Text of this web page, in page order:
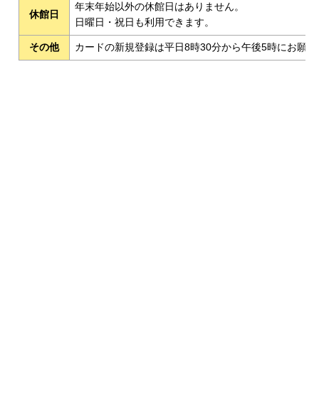
休館日
年末年始以外の休館日はありません。
日曜日・祝日も利用できます。
その他 カードの新規登録は平日8時30分から午後5時にお願